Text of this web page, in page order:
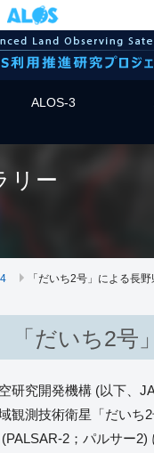
ALOS-3
リー
「だいち2号」による長
「だいち2
研究開発機構 (以下、
観測技術衛星「だいち
2；パルサー